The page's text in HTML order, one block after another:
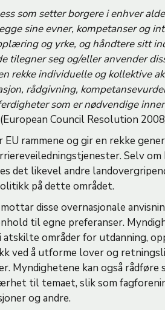
som setter borgere i enhver
sine evner, kompetanser og
og yrke, og håndtere sitt
tilegner seg og/eller anvender
rekke individuelle og kollektive
rådgivning,
som er nødvendige
(European Council Resolution
EU rammene og gir en rekke
Selv
det likevel andre
på dette området.
disse overnasjonale
til egne preferanser.
atskilte områder for utdanning,
ved å utforme lover og
Myndighetene kan også rådføre
til temaet, slik som
og andre.